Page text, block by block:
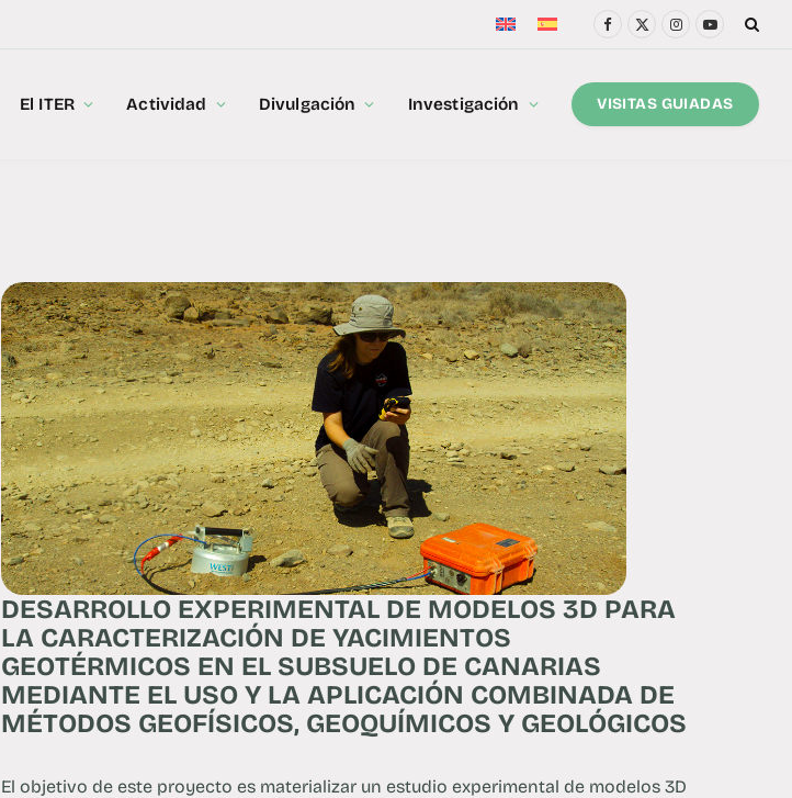
Facebook
X
Instagram
YouTube
El ITER Actividad Divulgación Investigación VISITAS GUIADAS
DESARROLLO EXPERIMENTAL DE MODELOS 3D PARA
LA CARACTERIZACIÓN DE YACIMIENTOS
GEOTÉRMICOS EN EL SUBSUELO DE CANARIAS
MEDIANTE EL USO Y LA APLICACIÓN COMBINADA DE
MÉTODOS GEOFÍSICOS, GEOQUÍMICOS Y GEOLÓGICOS
El objetivo de este proyecto es materializar un estudio experimental de modelos 3D